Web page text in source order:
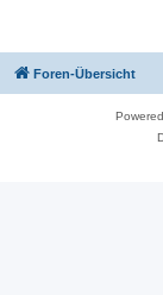
Foren-Übersicht